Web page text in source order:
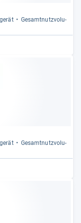
Gesamt­nutz­vo­lu­
Gesamt­nutz­vo­lu­